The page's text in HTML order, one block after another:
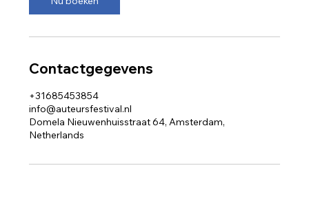
Contactgegevens
+31685453854
info@auteursfestival.nl
Domela Nieuwenhuisstraat 64, Amsterdam,
Netherlands